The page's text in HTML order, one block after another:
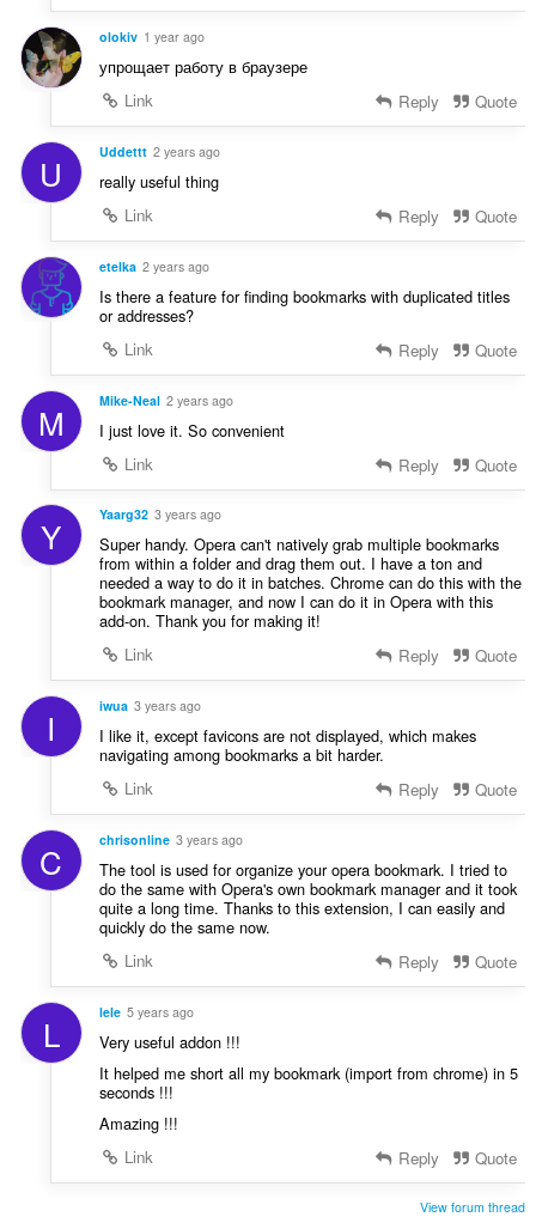
olokiv 1 year ago
упрощает работу в браузере
Link
Reply Quote
U Uddettt 2 years ago
really useful thing
Link
Reply Quote
etelka 2 years ago
Is there a feature for finding bookmarks with duplicated titles
or addresses?
Link
Reply Quote
M Mike-Neal 2 years ago
I just love it. So convenient
Link
Reply Quote
Y Yaarg32 3 years ago
Super handy. Opera can't natively grab multiple bookmarks
from within a folder and drag them out. I have a ton and
needed a way to do it in batches. Chrome can do this with the
bookmark manager, and now I can do it in Opera with this
add-on. Thank you for making it!
Link
Reply Quote
I iwua 3 years ago
I like it, except favicons are not displayed, which makes
navigating among bookmarks a bit harder.
Link
Reply Quote
C chrisonline 3 years ago
The tool is used for organize your opera bookmark. I tried to
do the same with Opera's own bookmark manager and it took
quite a long time. Thanks to this extension, I can easily and
quickly do the same now.
Link
Reply Quote
L lele 5 years ago
Very useful addon !!!
It helped me short all my bookmark (import from chrome) in 5
seconds !!!
Amazing !!!
Link
Reply Quote
View forum thread